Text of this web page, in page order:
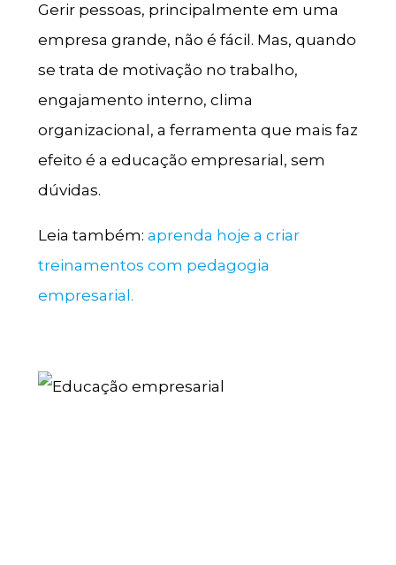
Gerir pessoas, principalmente em uma
empresa grande, não é fácil. Mas, quando
se trata de motivação no trabalho,
engajamento interno, clima
organizacional, a ferramenta que mais faz
efeito é a educação empresarial, sem
dúvidas.
Leia também: aprenda hoje a criar
treinamentos com pedagogia
empresarial .